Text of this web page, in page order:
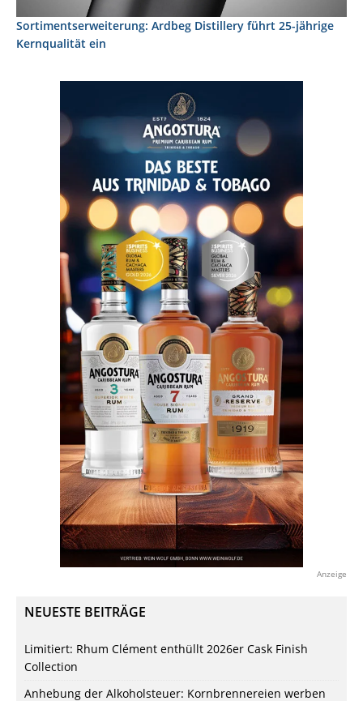
Sortimentserweiterung: Ardbeg Distillery führt 25-jährige
Kernqualität ein
Anzeige
NEUESTE BEITRÄGE
Limitiert: Rhum Clément enthüllt 2026er Cask Finish
Collection
Anhebung der Alkoholsteuer: Kornbrennereien werben